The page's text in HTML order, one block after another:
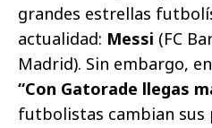
grandes estrellas
actualidad: Messi (FC
Madrid). Sin embargo,
“Con Gatorade llegas
futbolistas cambian sus